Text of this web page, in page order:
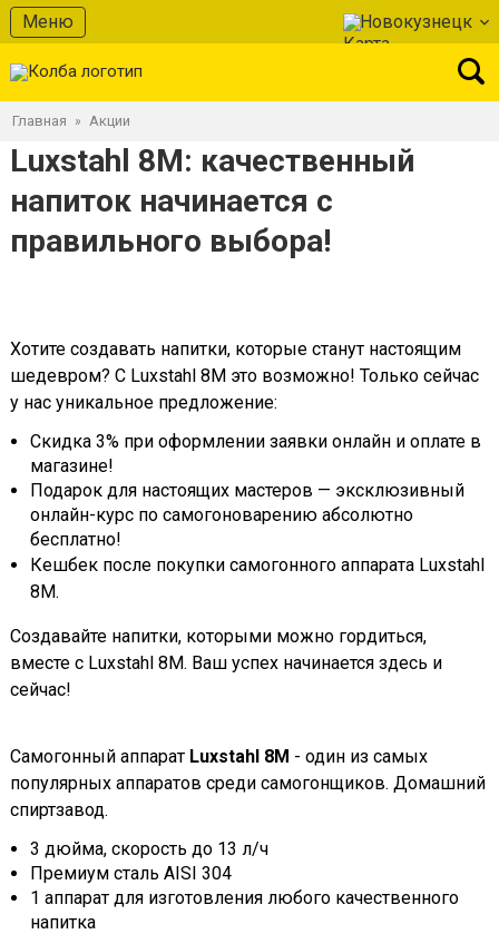
Меню Новокузнецк
Главная » Акции
Luxstahl 8M: качественный
напиток начинается с
правильного выбора!
Хотите создавать напитки, которые станут настоящим
шедевром? С Luxstahl 8M это возможно! Только сейчас
у нас уникальное предложение:
Скидка 3% при оформлении заявки онлайн и оплате в
магазине!
Подарок для настоящих мастеров — эксклюзивный
онлайн-курс по самогоноварению абсолютно
бесплатно!
Кешбек после покупки самогонного аппарата Luxstahl
8M.
Создавайте напитки, которыми можно гордиться,
вместе с Luxstahl 8M. Ваш успех начинается здесь и
сейчас!
Самогонный аппарат Luxstahl 8M - один из самых
популярных аппаратов среди самогонщиков. Домашний
спиртзавод.
3 дюйма, скорость до 13 л/ч
Премиум сталь AISI 304
1 аппарат для изготовления любого качественного
напитка